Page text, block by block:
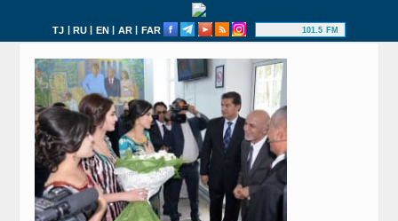
TJ | RU | EN | AR | FAR 101.5 FM